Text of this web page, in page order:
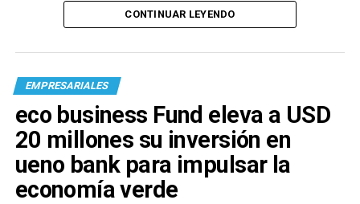
CONTINUAR LEYENDO
EMPRESARIALES
eco business Fund eleva a USD
20 millones su inversión en
ueno bank para impulsar la
economía verde